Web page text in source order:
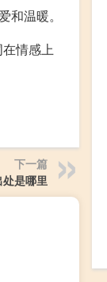
温暖。
情感上
下一篇
是哪里